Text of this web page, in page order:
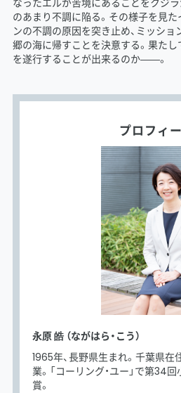
のあまり不調に陥る。その様子を見た
ンの不調の原因を突き止め、ミッシ
郷の海に帰すことを決意する。果た
を遂行することが出来るのか――。
プロフィ
永原 皓 （ながはら・こう）
1965年、長野県生まれ。千葉県在
業。「コーリング・ユー」で第34
賞。